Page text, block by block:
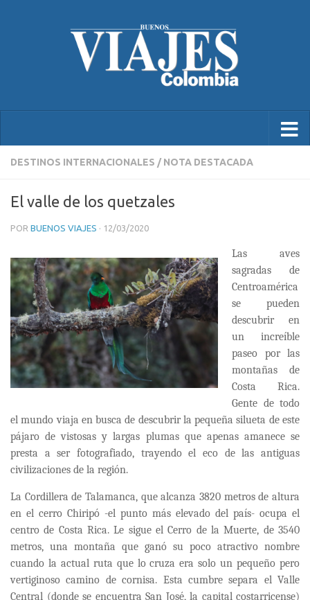
DESTINOS INTERNACIONALES / NOTA DESTACADA
El valle de los quetzales
POR BUENOS VIAJES · 12/03/2020
Las aves
sagradas de
Centroamérica
se pueden
descubrir en
un increíble
paseo por las
montañas de
Costa Rica.
Gente de todo
el mundo viaja en busca de descubrir la pequeña silueta de este
pájaro de vistosas y largas plumas que apenas amanece se
presta a ser fotografiado, trayendo el eco de las antiguas
civilizaciones de la región.
La Cordillera de Talamanca, que alcanza 3820 metros de altura
en el cerro Chiripó -el punto más elevado del país- ocupa el
centro de Costa Rica. Le sigue el Cerro de la Muerte, de 3540
metros, una montaña que ganó su poco atractivo nombre
cuando la actual ruta que lo cruza era solo un pequeño pero
vertiginoso camino de cornisa. Esta cumbre separa el Valle
Central (donde se encuentra San José, la capital costarricense)